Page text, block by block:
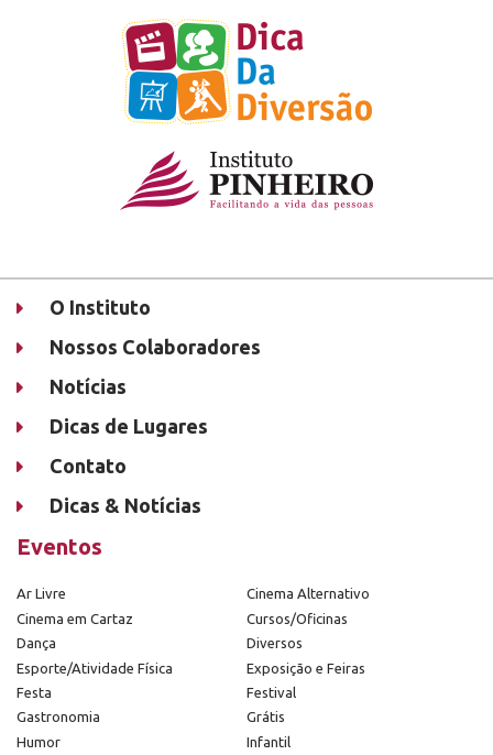
O Instituto
Nossos Colaboradores
Notícias
Dicas de Lugares
Contato
Dicas & Notícias
Eventos
Ar Livre
Cinema Alternativo
Cinema em Cartaz
Cursos/Oficinas
Dança
Diversos
Esporte/Atividade Física
Exposição e Feiras
Festa
Festival
Gastronomia
Grátis
Humor
Infantil